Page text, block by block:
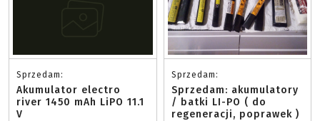
Sprzedam:
Akumulator electro
river 1450 mAh LiPO 11.1
V
Sprzedam:
Sprzedam: akumulatory
/ batki LI-PO ( do
regeneracji, poprawek )